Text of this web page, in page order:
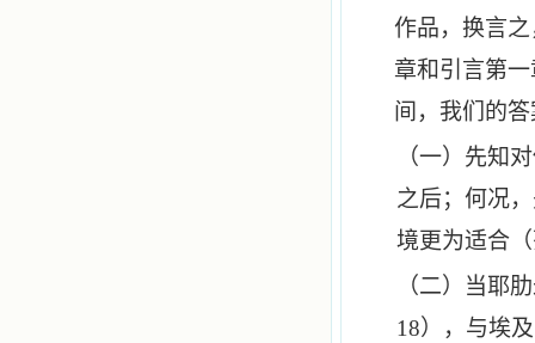
作品，换言
章和引言第
间，我们的
（一）先知
之后；何况
境更为适合
（二）当耶
18），与埃